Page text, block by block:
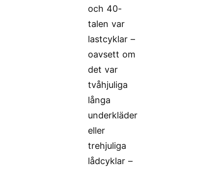
och 40-
talen var
lastcyklar –
oavsett om
det var
tvåhjuliga
långa
underkläder
eller
trehjuliga
lådcyklar –